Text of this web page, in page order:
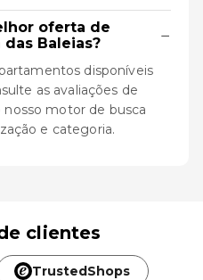
oferta de
Baleias?
−
disponíveis
as avaliações de
motor de busca
e categoria.
clientes
TrustedShops